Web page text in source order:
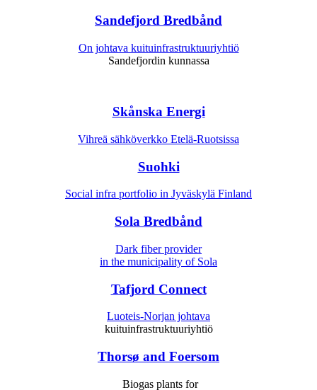
Sandefjord Bredbånd
On johtava kuituinfrastruktuuriyhtiö
Sandefjordin kunnassa
Skånska Energi
Vihreä sähköverkko Etelä-Ruotsissa
Suohki
Social infra portfolio in Jyväskylä Finland
Sola Bredbånd
Dark fiber provider
in the municipality of Sola
Tafjord Connect
Luoteis-Norjan johtava
kuituinfrastruktuuriyhtiö
Thorsø and Foersom
Biogas plants for